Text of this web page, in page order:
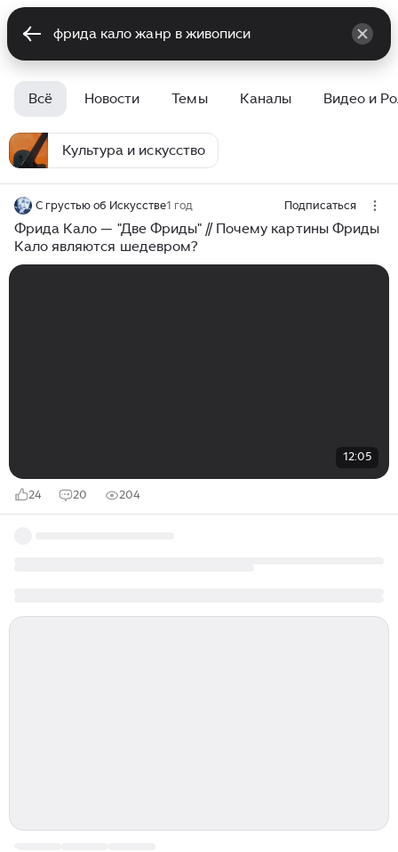
Всё Новости Темы Каналы Видео и
Культура и искусство
С грустью об Искусстве1 год Подписаться
Фрида Кало — "Две Фриды" // Почему картины Фриды
Кало являются шедевром?
12:05
24 20 204